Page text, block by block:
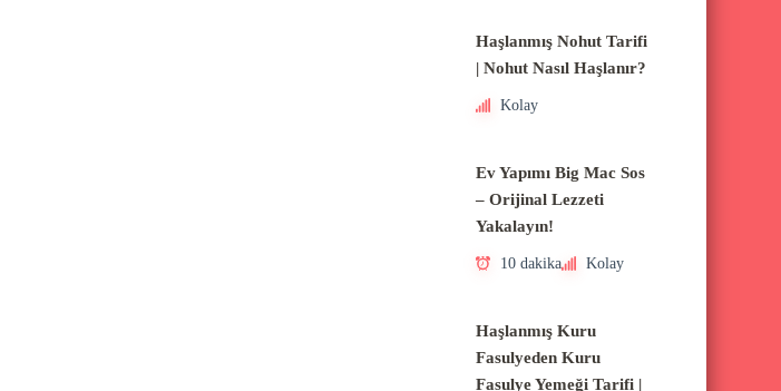
Haşlanmış Nohut Tarifi
| Nohut Nasıl Haşlanır?
Kolay
Ev Yapımı Big Mac Sos
– Orijinal Lezzeti
Yakalayın!
10 dakika Kolay
Haşlanmış Kuru
Fasulyeden Kuru
Fasulye Yemeği Tarifi |